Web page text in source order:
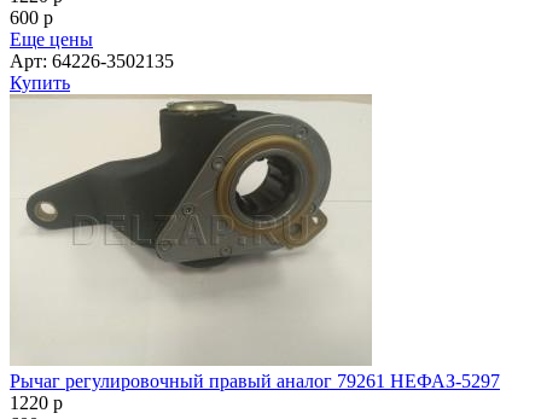
600 p
Еще цены
Арт: 64226-3502135
Купить
Рычаг регулировочный правый аналог 79261 НЕФАЗ-5297
1220 p